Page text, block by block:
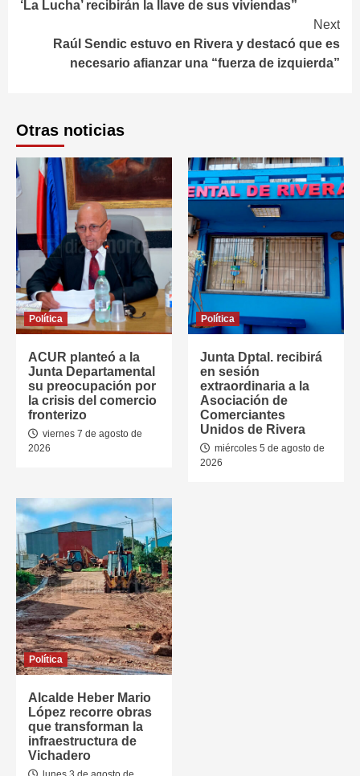
‘La Lucha’ recibirán la llave de sus viviendas”
Next
Raúl Sendic estuvo en Rivera y destacó que es
necesario afianzar una “fuerza de izquierda”
Otras noticias
Política
ACUR planteó a la
Junta Departamental
su preocupación por
la crisis del comercio
fronterizo
viernes 7 de agosto de
2026
Política
Junta Dptal. recibirá
en sesión
extraordinaria a la
Asociación de
Comerciantes
Unidos de Rivera
miércoles 5 de agosto de
2026
Política
Alcalde Heber Mario
López recorre obras
que transforman la
infraestructura de
Vichadero